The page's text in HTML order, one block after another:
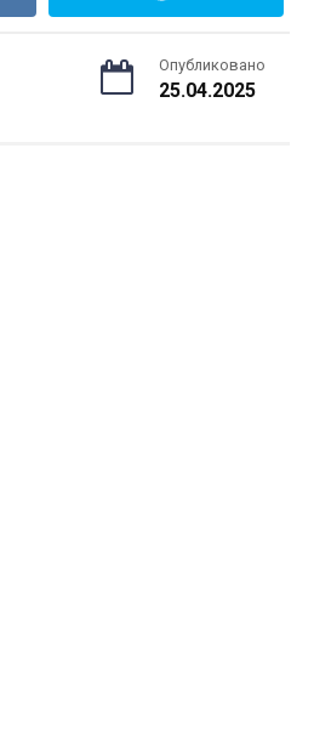
Опубликовано
25.04.2025